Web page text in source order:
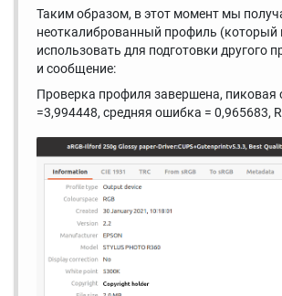
Таким образом, в этот момент мы
неоткалиброванный профиль
использовать для подготовки другого
и сообщение:
Проверка профиля завершена, пиковая
=3,994448, средняя ошибка = 0,965683,